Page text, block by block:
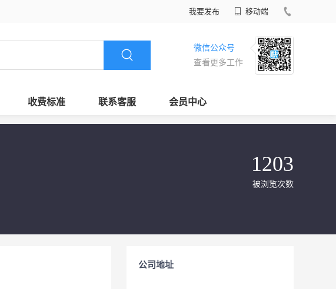
我要发布 移动端
微信公众号
查看更多工作
收费标准 联系客服 会员中心
1203
被浏览次数
公司地址